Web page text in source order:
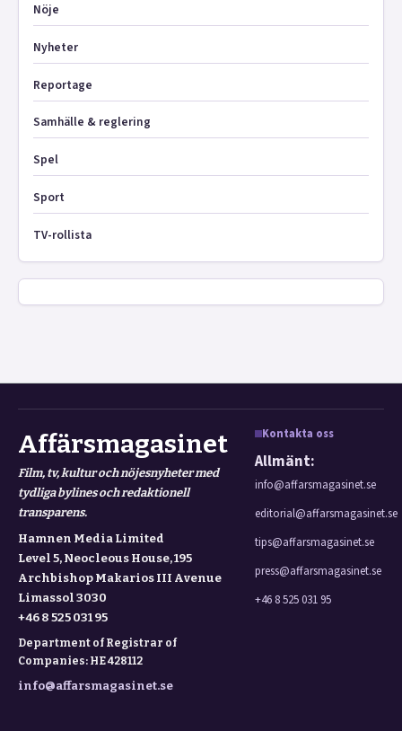
Nöje
Nyheter
Reportage
Samhälle & reglering
Spel
Sport
TV-rollista
Affärsmagasinet
Film, tv, kultur och nöjesnyheter med
tydliga bylines och redaktionell
transparens.
Hamnen Media Limited
Level 5, Neocleous House, 195
Archbishop Makarios III Avenue
Limassol 3030
+46 8 525 031 95
Department of Registrar of
Companies: HE 428112
info@affarsmagasinet.se
Kontakta oss
Allmänt:
info@affarsmagasinet.se
editorial@affarsmagasinet.se
tips@affarsmagasinet.se
press@affarsmagasinet.se
+46 8 525 031 95